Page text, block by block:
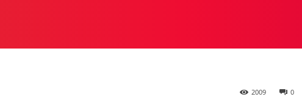
din ele
0
2009